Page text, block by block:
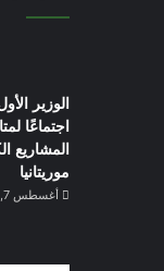
الوزير
اجتماعًا
المشاريع
موريتانيا
أغسطس 7, 2026